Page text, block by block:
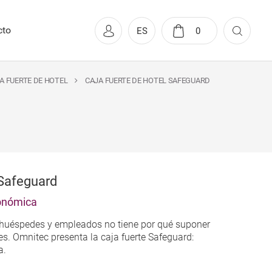
ES 0
FUERTE DE HOTEL CAJA FUERTE DE HOTEL SAFEGUARD
y empleados no tiene por qué suponer
Omnitec presenta la caja fuerte Safeguard: